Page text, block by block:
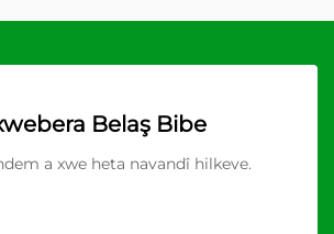
Belaş Bibe
a xwe heta navandî hilkeve.